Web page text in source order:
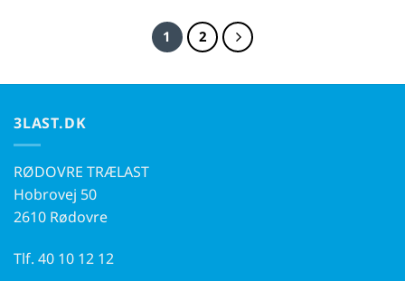
1 2
3LAST.DK
RØDOVRE TRÆLAST
Hobrovej 50
2610 Rødovre
Tlf. 40 10 12 12